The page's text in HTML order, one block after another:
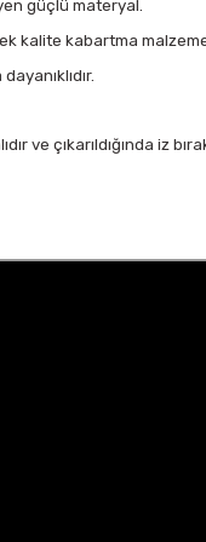
güçlü materyal.
kalite kabartma
ve çıkarıldığında iz